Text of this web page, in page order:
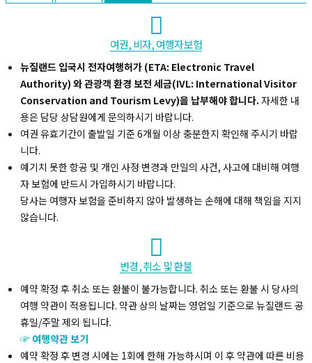
여권, 비자, 여행자보험
뉴질랜드 입국시 전자여행허가 (ETA: Electronic Travel
Authority) 와 관광객 환경 보전 세금(IVL: International Visitor
Conservation and Tourism Levy)을 납부해야 합니다. 자세한 내
용은 담당 상담원에게 문의하시기 바랍니다.
여권 유효기간이 출발일 기준 6개월 이상 충분한지 확인해 주시기 바랍
니다.
예기치 못한 항공 및 개인 사정 변경과 만일의 사건, 사고에 대비해 여행
자 보험에 반드시 가입하시기 바랍니다.
당사는 여행자 보험을 준비하지 않아 발생하는 손해에 대해 책임을 지지
않습니다.
변경, 취소 및 환불
예약 확정 후 취소 또는 환불이 불가능합니다. 취소 또는 환불 시 당사의
여행 약관이 적용됩니다. 약관 상의 날짜는 영업일 기준으로 뉴질랜드 공
휴일/주말 제외 됩니다.
☞ 여행약관 보기
예약 확정 후 변경 시에는 1회에 한해 가능하시며 이 후 약관에 따른 비용